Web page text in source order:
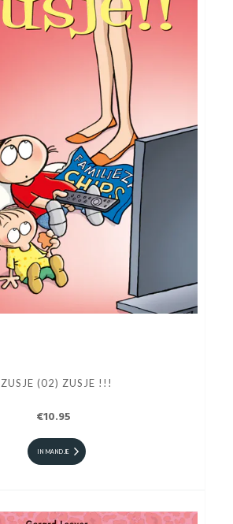
ZUSJE (02) ZUSJE !!!
€10.95
IN MANDJE